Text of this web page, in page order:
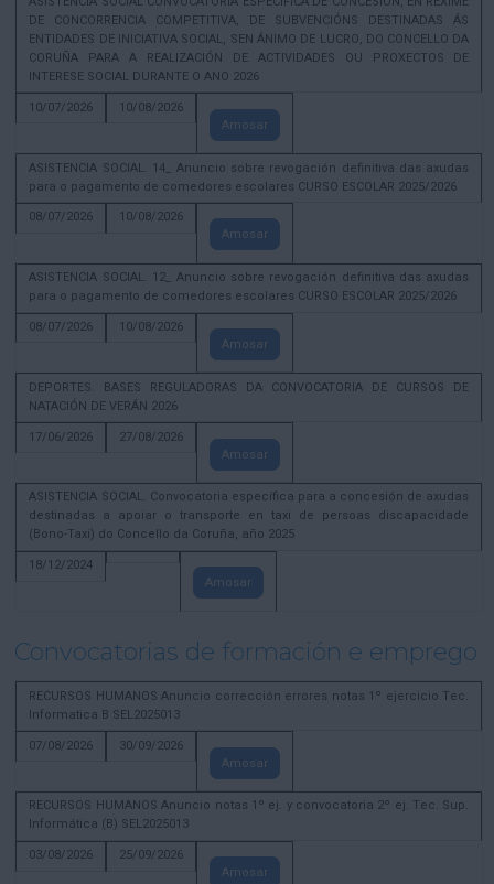
DE CONCORRENCIA COMPETITIVA, DE SUBVENCIÓNS DESTINADAS ÁS
ENTIDADES DE INICIATIVA SOCIAL, SEN ÁNIMO DE LUCRO, DO CONCELLO DA
CORUÑA PARA A REALIZACIÓN DE ACTIVIDADES OU PROXECTOS DE
INTERESE SOCIAL DURANTE O ANO 2026
10/07/2026
10/08/2026
Amosar
ASISTENCIA SOCIAL. 14_ Anuncio sobre revogación definitiva das axudas
para o pagamento de comedores escolares CURSO ESCOLAR 2025/2026
08/07/2026
10/08/2026
Amosar
ASISTENCIA SOCIAL. 12_ Anuncio sobre revogación definitiva das axudas
para o pagamento de comedores escolares CURSO ESCOLAR 2025/2026
08/07/2026
10/08/2026
Amosar
DEPORTES. BASES REGULADORAS DA CONVOCATORIA DE CURSOS DE
NATACIÓN DE VERÁN 2026
17/06/2026
27/08/2026
Amosar
ASISTENCIA SOCIAL. Convocatoria específica para a concesión de axudas
destinadas a apoiar o transporte en taxi de persoas discapacidade
(Bono-Taxi) do Concello da Coruña, año 2025
18/12/2024
Amosar
Convocatorias de formación e emprego
RECURSOS HUMANOS Anuncio corrección errores notas 1º ejercicio Tec.
Informatica B SEL2025013
07/08/2026
30/09/2026
Amosar
RECURSOS HUMANOS Anuncio notas 1º ej. y convocatoria 2º ej. Tec. Sup.
Informática (B) SEL2025013
03/08/2026
25/09/2026
Amosar